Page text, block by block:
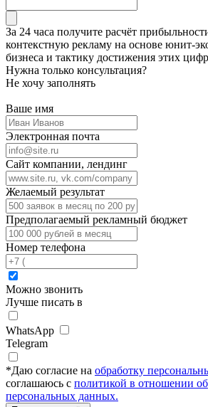
За 24 часа получите расчёт
контекстную рекламу на основе юнит-
бизнеса и тактику достижения этих цифр
Нужна только консультация?
Не хочу заполнять
Ваше имя
Электронная почта
Сайт компании, лендинг
Желаемый результат
Предполагаемый рекламный бюджет
Номер телефона
Можно звонить
Лучше писать в
WhatsApp
Telegram
*Даю согласие на обработку
соглашаюсь с политикой в отношении
персональных данных.